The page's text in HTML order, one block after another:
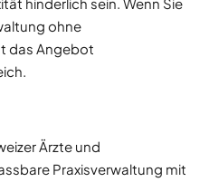
hinderlich sein. Wenn Sie
ohne
das Angebot
Ärzte und
Praxisverwaltung mit